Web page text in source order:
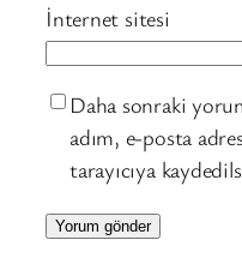
İnternet sitesi
Daha sonraki
adım, e-posta
tarayıcıya